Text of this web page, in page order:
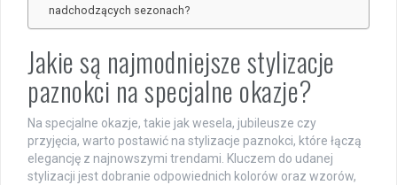
nadchodzących sezonach?
Jakie są najmodniejsze stylizacje
paznokci na specjalne okazje?
Na specjalne okazje, takie jak wesela, jubileusze czy
przyjęcia, warto postawić na stylizacje paznokci, które łączą
elegancję z najnowszymi trendami. Kluczem do udanej
stylizacji jest dobranie odpowiednich kolorów oraz wzorów,